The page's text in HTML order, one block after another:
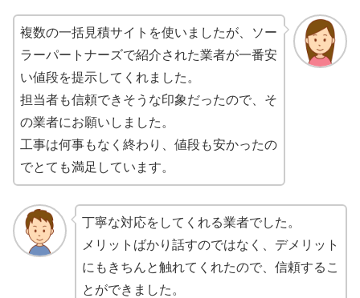
複数の一括見積サイトを使いましたが、ソー
ラーパートナーズで紹介された業者が一番安
い値段を提示してくれました。
担当者も信頼できそうな印象だったので、そ
の業者にお願いしました。
工事は何事もなく終わり、値段も安かったの
でとても満足しています。
丁寧な対応をしてくれる業者でした。
メリットばかり話すのではなく、デメリット
にもきちんと触れてくれたので、信頼するこ
とができました。